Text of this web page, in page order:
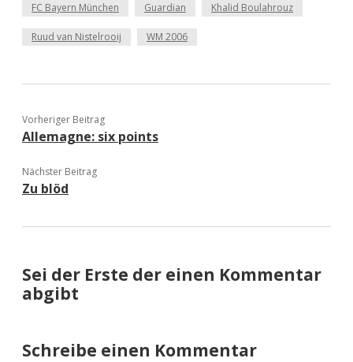
FC Bayern München Guardian Khalid Boulahrouz
Ruud van Nistelrooij WM 2006
Vorheriger Beitrag
Allemagne: six points
Nächster Beitrag
Zu blöd
Sei der Erste der einen Kommentar
abgibt
Schreibe einen Kommentar